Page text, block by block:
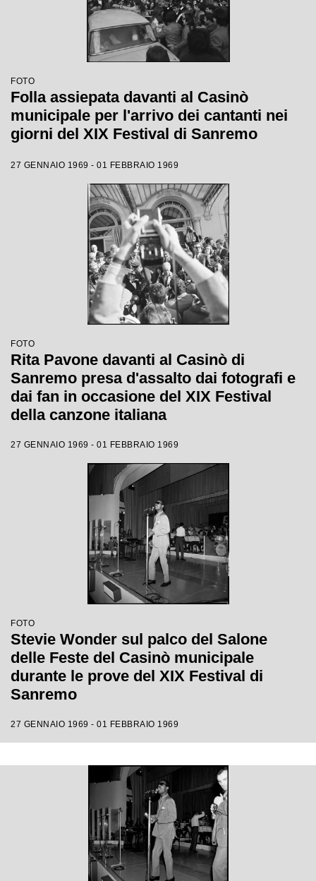
FOTO
Folla assiepata davanti al Casinò
municipale per l'arrivo dei cantanti nei
giorni del XIX Festival di Sanremo
27 GENNAIO 1969 - 01 FEBBRAIO 1969
FOTO
Rita Pavone davanti al Casinò di
Sanremo presa d'assalto dai fotografi e
dai fan in occasione del XIX Festival
della canzone italiana
27 GENNAIO 1969 - 01 FEBBRAIO 1969
FOTO
Stevie Wonder sul palco del Salone
delle Feste del Casinò municipale
durante le prove del XIX Festival di
Sanremo
27 GENNAIO 1969 - 01 FEBBRAIO 1969